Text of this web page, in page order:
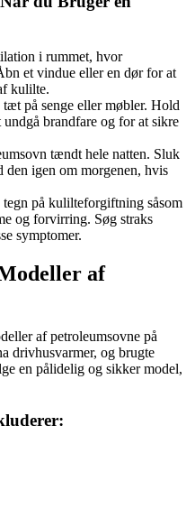
i rummet, hvor
et vindue eller en dør for at
kulilte.
på senge eller møbler. Hold
brandfare og for at sikre
tændt hele natten. Sluk
den igen om morgenen, hvis
på kulilteforgiftning såsom
og forvirring. Søg straks
symptomer.
af
af petroleumsovne på
drivhusvarmer, og brugte
en pålidelig og sikker model,